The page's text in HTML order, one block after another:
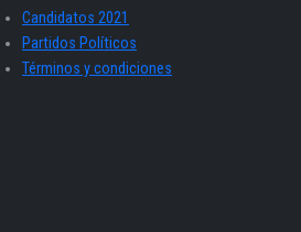
Candidatos 2021
Partidos Políticos
Términos y condiciones